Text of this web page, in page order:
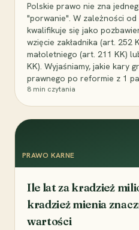
Polskie prawo nie zna
"porwanie". W zależności
kwalifikuje się jako
wzięcie zakładnika (art. 252
małoletniego (art. 211 KK)
KK). Wyjaśniamy, jakie kary
prawnego po reformie z 1
8 min czytania
PRAWO KARNE
Ile lat za kradzież
kradzież mienia
wartości